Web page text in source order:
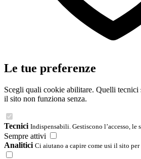
Le tue preferenze
Scegli quali cookie abilitare. Quelli tecnici
il sito non funziona senza.
Tecnici Indispensabili. Gestiscono l’accesso, le
Sempre attivi
Analitici Ci aiutano a capire come usi il sito